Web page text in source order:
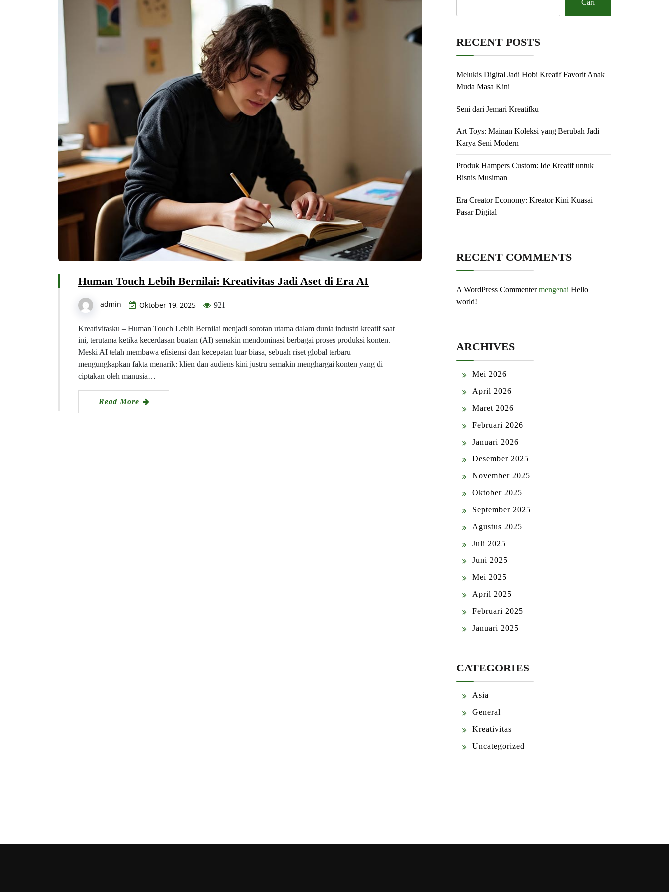
Human Touch Lebih Bernilai: Kreativitas Jadi Aset di Era AI
admin Oktober 19, 2025 921
Kreativitasku – Human Touch Lebih Bernilai menjadi sorotan utama dalam dunia industri kreatif saat
ini, terutama ketika kecerdasan buatan (AI) semakin mendominasi berbagai proses produksi konten.
Meski AI telah membawa efisiensi dan kecepatan luar biasa, sebuah riset global terbaru
mengungkapkan fakta menarik: klien dan audiens kini justru semakin menghargai konten yang di
ciptakan oleh manusia…
Read More
Cari
RECENT POSTS
Melukis Digital Jadi Hobi Kreatif Favorit Anak
Muda Masa Kini
Seni dari Jemari Kreatifku
Art Toys: Mainan Koleksi yang Berubah Jadi
Karya Seni Modern
Produk Hampers Custom: Ide Kreatif untuk
Bisnis Musiman
Era Creator Economy: Kreator Kini Kuasai
Pasar Digital
RECENT COMMENTS
A WordPress Commentermengenai Hello
world!
ARCHIVES
Mei 2026
April 2026
Maret 2026
Februari 2026
Januari 2026
Desember 2025
November 2025
Oktober 2025
September 2025
Agustus 2025
Juli 2025
Juni 2025
Mei 2025
April 2025
Februari 2025
Januari 2025
CATEGORIES
Asia
General
Kreativitas
Uncategorized